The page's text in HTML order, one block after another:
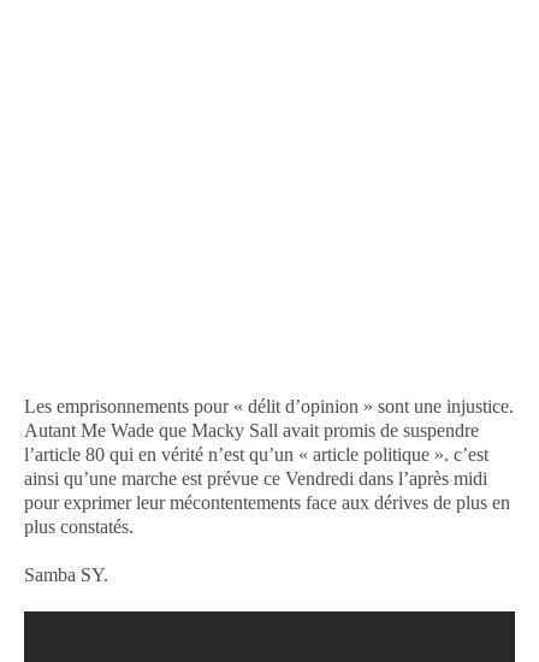
Les emprisonnements pour « délit d’opinion » sont une injustice.
Autant Me Wade que Macky Sall avait promis de suspendre
l’article 80 qui en vérité n’est qu’un « article politique ». c’est
ainsi qu’une marche est prévue ce Vendredi dans l’après midi
pour exprimer leur mécontentements face aux dérives de plus en
plus constatés.
Samba SY.